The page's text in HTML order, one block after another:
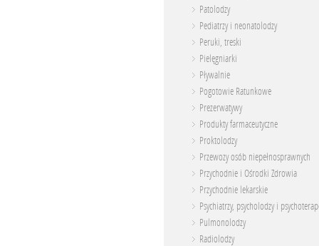
Patolodzy
Pediatrzy i neonatolodzy
Peruki, treski
Pielęgniarki
Pływalnie
Pogotowie Ratunkowe
Prezerwatywy
Produkty farmaceutyczne
Proktolodzy
Przewozy osób niepełnosprawnych
Przychodnie i Ośrodki Zdrowia
Przychodnie lekarskie
Psychiatrzy, psycholodzy i
Pulmonolodzy
Radiolodzy